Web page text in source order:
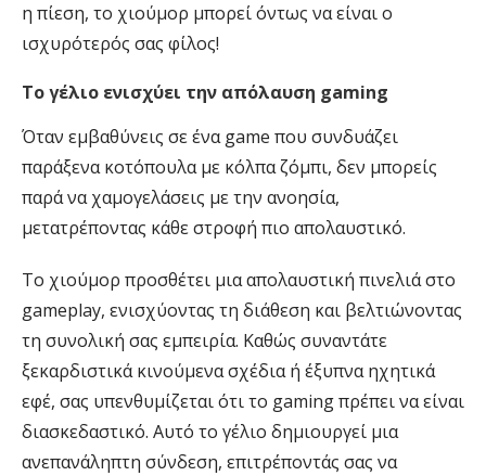
η πίεση, το χιούμορ μπορεί όντως να είναι ο
ισχυρότερός σας φίλος!
Το γέλιο ενισχύει την απόλαυση gaming
Όταν εμβαθύνεις σε ένα game που συνδυάζει
παράξενα κοτόπουλα με κόλπα ζόμπι, δεν μπορείς
παρά να χαμογελάσεις με την ανοησία,
μετατρέποντας κάθε στροφή πιο απολαυστικό.
Το χιούμορ προσθέτει μια απολαυστική πινελιά στο
gameplay, ενισχύοντας τη διάθεση και βελτιώνοντας
τη συνολική σας εμπειρία. Καθώς συναντάτε
ξεκαρδιστικά κινούμενα σχέδια ή έξυπνα ηχητικά
εφέ, σας υπενθυμίζεται ότι το gaming πρέπει να είναι
διασκεδαστικό. Αυτό το γέλιο δημιουργεί μια
ανεπανάληπτη σύνδεση, επιτρέποντάς σας να